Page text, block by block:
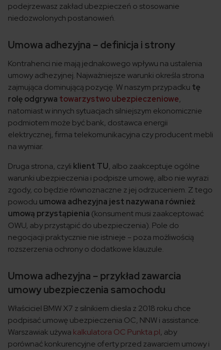
podejrzewasz zakład ubezpieczeń o stosowanie
niedozwolonych postanowień.
Umowa adhezyjna – definicja i strony
Kontrahenci nie mają jednakowego wpływu na ustalenia
umowy adhezyjnej. Najważniejsze warunki określa strona
zajmująca dominującą pozycję. W naszym przypadku tę
rolę odgrywa towarzystwo ubezpieczeniowe,
natomiast w innych sytuacjach silniejszym ekonomicznie
podmiotem może być bank, dostawca energii
elektrycznej, firma telekomunikacyjna czy producent mebli
na wymiar.
Druga strona, czyli klient TU, albo zaakceptuje ogólne
warunki ubezpieczenia i podpisze umowę, albo nie wyrazi
zgody, co będzie równoznaczne z jej odrzuceniem. Z tego
powodu umowa adhezyjna jest nazywana również
umową przystąpienia (konsument musi zaakceptować
OWU, aby przystąpić do ubezpieczenia). Pole do
negocjacji praktycznie nie istnieje – poza możliwością
rozszerzenia ochrony o dodatkowe klauzule.
Umowa adhezyjna – przykład zawarcia
umowy ubezpieczenia samochodu
Właściciel BMW X7 z silnikiem diesla z 2018 roku chce
podpisać umowę ubezpieczenia OC, NNW i assistance.
Warszawiak używa kalkulatora OC Punkta.pl, aby
porównać konkurencyjne oferty przed zawarciem umowy i